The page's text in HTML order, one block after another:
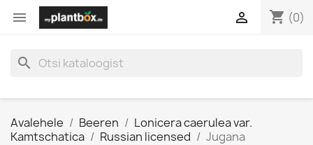
 shopping_cart (0)

search
Avalehele Beeren
Lonicera caerulea var.
Kamtschatica
Russian licensed Jugana